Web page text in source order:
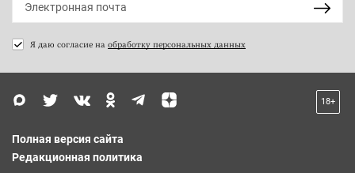
Я даю согласие на обработку персональных данных
18+
Полная версия сайта
Редакционная политика